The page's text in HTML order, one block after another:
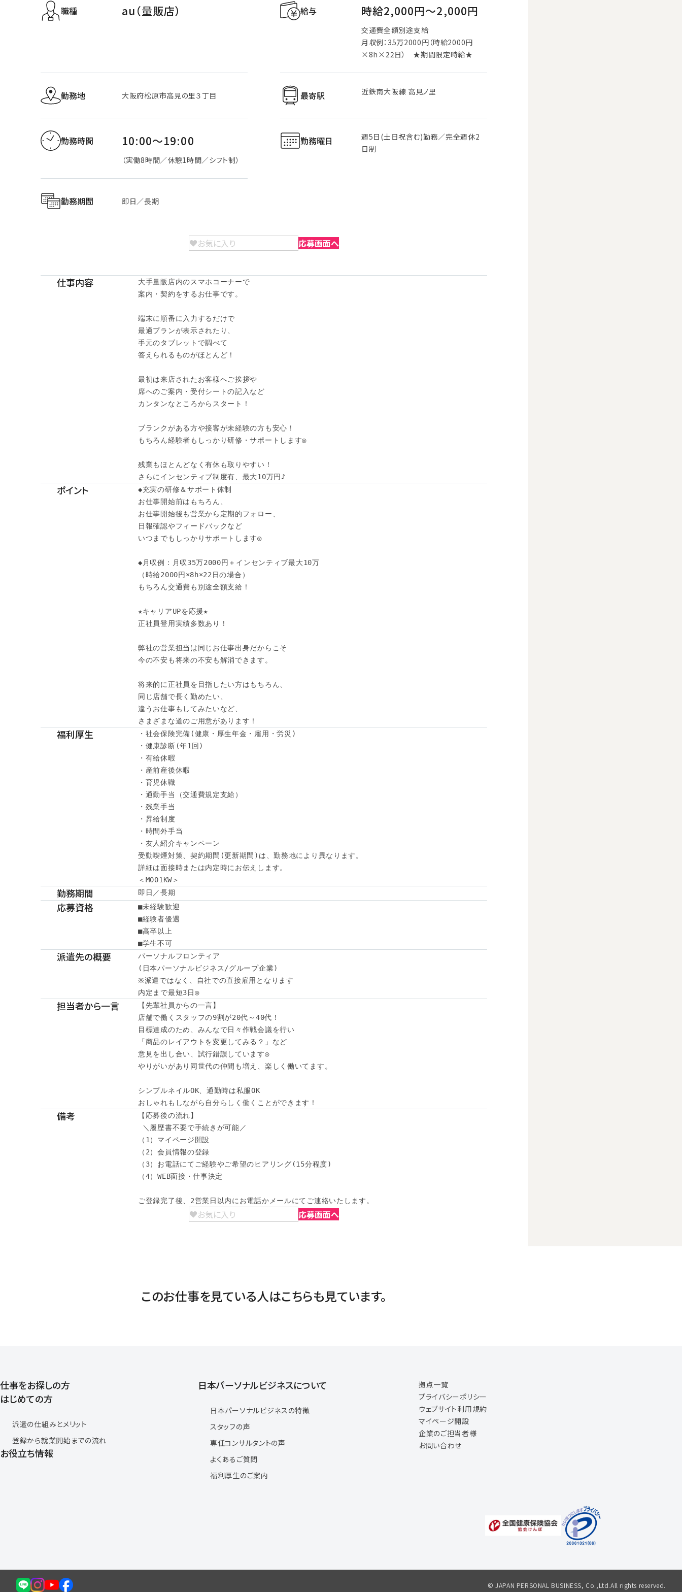
職種 au（量販店） 給与 時給2,000円〜2,000円
交通費全額別途支給
月収例：35万2000円（時給2000円
×8h×22日） ★期間限定時給★
勤務地 大阪府松原市高見の里３丁目 最寄駅 近鉄南大阪線 高見ノ里
勤務時間 10:00～19:00
（実働8時間／休憩1時間／シフト制）
勤務曜日
週5日(土日祝含む)勤務／完全週休2
日制
勤務期間 即日／長期
お気に入り 応募画面へ
仕事内容
大手量販店内のスマホコーナーで
案内・契約をするお仕事です。
端末に順番に入力するだけで
最適プランが表示されたり、
手元のタブレットで調べて
答えられるものがほとんど！
最初は来店されたお客様へご挨拶や
席へのご案内・受付シートの記入など
カンタンなところからスタート！
ブランクがある方や接客が未経験の方も安心！
もちろん経験者もしっかり研修・サポートします◎
残業もほとんどなく有休も取りやすい！
さらにインセンティブ制度有、最大10万円♪
ポイント
◆充実の研修＆サポート体制
お仕事開始前はもちろん、
お仕事開始後も営業から定期的フォロー、
日報確認やフィードバックなど
いつまでもしっかりサポートします◎
◆月収例：月収35万2000円＋インセンティブ最大10万
（時給2000円×8h×22日の場合）
もちろん交通費も別途全額支給！
★キャリアUPを応援★
正社員登用実績多数あり！
弊社の営業担当は同じお仕事出身だからこそ
今の不安も将来の不安も解消できます。
将来的に正社員を目指したい方はもちろん、
同じ店舗で長く勤めたい、
違うお仕事もしてみたいなど、
さまざまな道のご用意があります！
福利厚生
・社会保険完備(健康・厚生年金・雇用・労災)
・健康診断(年1回)
・有給休暇
・産前産後休暇
・育児休職
・通勤手当（交通費規定支給）
・残業手当
・昇給制度
・時間外手当
・友人紹介キャンペーン
受動喫煙対策、契約期間(更新期間)は、勤務地により異なります。
詳細は面接時または内定時にお伝えします。
＜M001KW＞
勤務期間 即日／長期
応募資格
■未経験歓迎
■経験者優遇
■高卒以上
■学生不可
派遣先の概要
パーソナルフロンティア
(日本パーソナルビジネス/グループ企業)
※派遣ではなく、自社での直接雇用となります
内定まで最短3日◎
担当者から一言
【先輩社員からの一言】
店舗で働くスタッフの9割が20代～40代！
目標達成のため、みんなで日々作戦会議を行い
「商品のレイアウトを変更してみる？」など
意見を出し合い、試行錯誤しています◎
やりがいがあり同世代の仲間も増え、楽しく働いてます。
シンプルネイルOK、通勤時は私服OK
おしゃれもしながら自分らしく働くことができます！
備考
【応募後の流れ】
＼履歴書不要で手続きが可能／
（1）マイページ開設
（2）会員情報の登録
（3）お電話にてご経験やご希望のヒアリング(15分程度)
（4）WEB面接・仕事決定
ご登録完了後、2営業日以内にお電話かメールにてご連絡いたします。
お気に入り 応募画面へ
このお仕事を見ている人はこちらも見ています。
仕事をお探しの方
はじめての方
派遣の仕組みとメリット
登録から就業開始までの流れ
お役立ち情報
日本パーソナルビジネスについて
日本パーソナルビジネスの特徴
スタッフの声
専任コンサルタントの声
よくあるご質問
福利厚生のご案内
拠点一覧
プライバシーポリシー
ウェブサイト利用規約
マイページ開設
企業のご担当者様
お問い合わせ
© JAPAN PERSONAL BUSINESS, Co.,Ltd.All rights reserved.